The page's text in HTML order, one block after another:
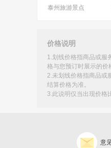
泰州旅游景点
价格说明
1.划线价格指商品或服
格与您预订时展示的价
2.未划线价格指商品或
结算价格为准。
3.此说明仅当出现价格
意